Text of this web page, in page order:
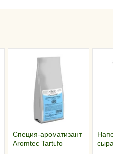
Специя-ароматизант
Aromtec Tartufo